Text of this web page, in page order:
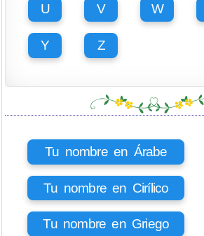
U V W
Y Z
Tu nombre en Árabe
Tu nombre en Cirílico
Tu nombre en Griego